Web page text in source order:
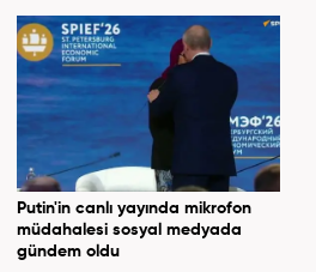
Putin'in canlı yayında mikrofon
müdahalesi sosyal medyada
gündem oldu